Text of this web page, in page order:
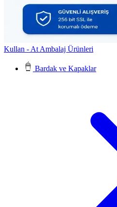
Kullan - At Ambalaj Ürünleri
Bardak ve Kapaklar